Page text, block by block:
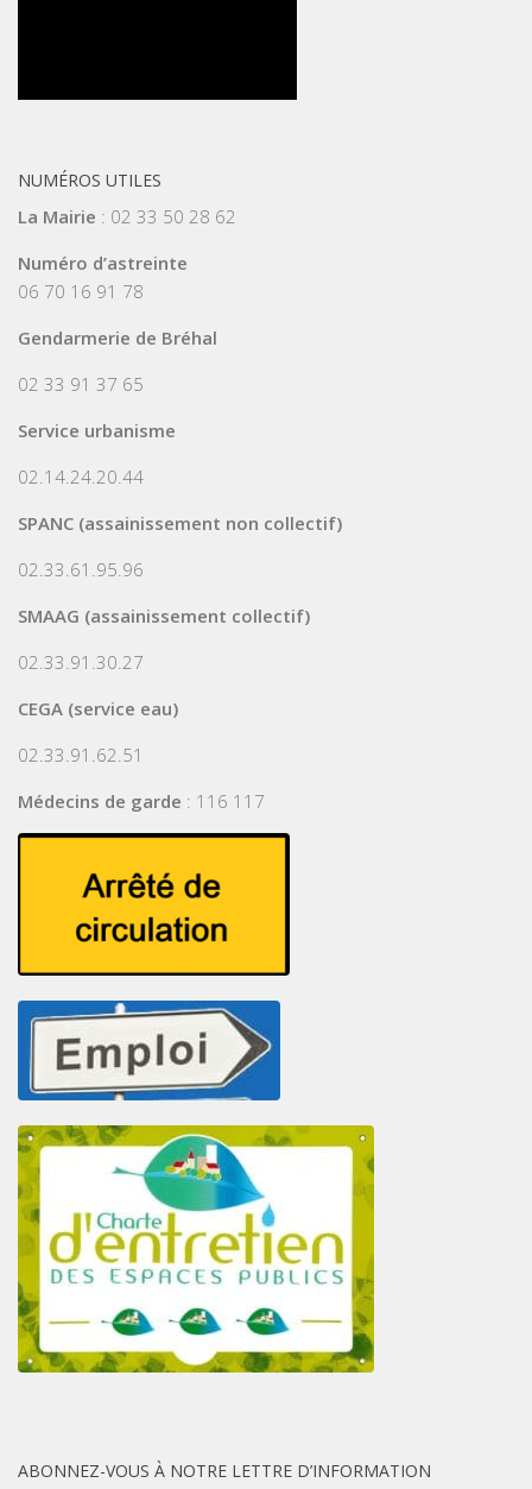
NUMÉROS UTILES
La Mairie : 02 33 50 28 62
Numéro d’astreinte
06 70 16 91 78
Gendarmerie de Bréhal
02 33 91 37 65
Service urbanisme
02.14.24.20.44
SPANC (assainissement non collectif)
02.33.61.95.96
SMAAG (assainissement collectif)
02.33.91.30.27
CEGA (service eau)
02.33.91.62.51
Médecins de garde : 116 117
ABONNEZ-VOUS À NOTRE LETTRE D’INFORMATION